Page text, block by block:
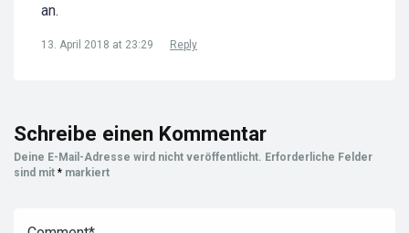
an.
13. April 2018 at 23:29 Reply
Schreibe einen Kommentar
Deine E-Mail-Adresse wird nicht veröffentlicht. Erforderliche Felder
sind mit * markiert